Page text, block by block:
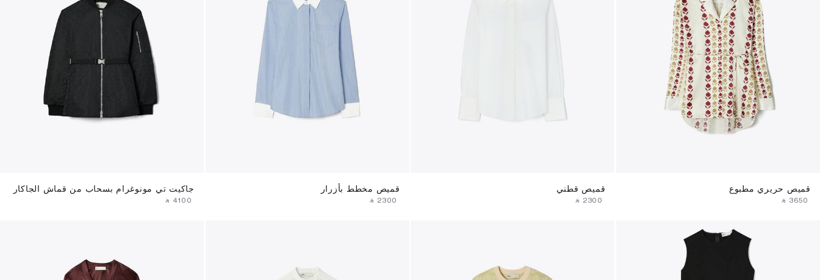
قميص حريري مطبوع
‎ ⃁ ⁦3650⁩ ‎
قميص قطني
‎ ⃁ ⁦2300⁩ ‎
قميص مخطط بأزرار
‎ ⃁ ⁦2300⁩ ‎
جاكيت تي مونوغرام بسحاب من قماش الجاكار
‎ ⃁ ⁦4100⁩ ‎